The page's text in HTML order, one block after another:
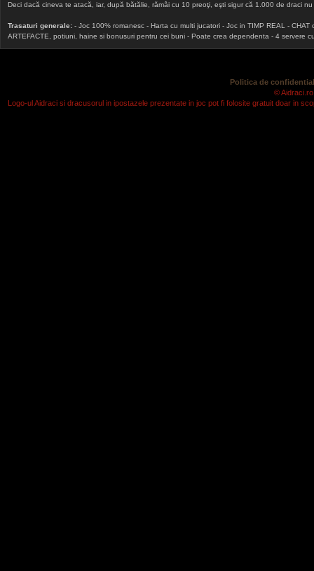
Deci dacă cineva te atacă, iar, după bătălie, rămâi cu 10 preoţi, eşti sigur că 1.000 de draci
Trasaturi generale: - Joc 100% romanesc - Harta cu multi jucatori - Joc in TIMP REAL -
ARTEFACTE, potiuni, haine si bonusuri pentru cei buni - Poate crea dependenta - 4 servere
Politica de
©
Logo-ul Aidraci si dracusorul in ipostazele prezentate in joc pot fi folosite gratuit doar in